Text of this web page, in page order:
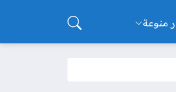
منوعة